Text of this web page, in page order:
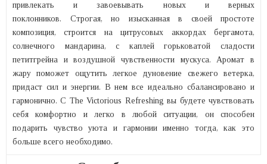
привлекать и завоевывать новых и верных
поклонников. Строгая, но изысканная в своей простоте
композиция, строится на цитрусовых аккордах бергамота,
солнечного мандарина, с каплей горьковатой сладости
петитгрейна и воздушной чувственности мускуса. Аромат в
жару поможет ощутить легкое дуновение свежего ветерка,
придаст сил и энергии. В нем все идеально сбалансировано и
гармонично. С The Victorious Refreshing вы будете чувствовать
себя комфортно и легко в любой ситуации, он способен
подарить чувство уюта и гармонии именно тогда, как это
больше всего необходимо.